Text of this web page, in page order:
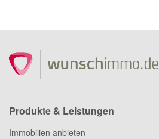
Produkte & Leistungen
Immobilien anbieten